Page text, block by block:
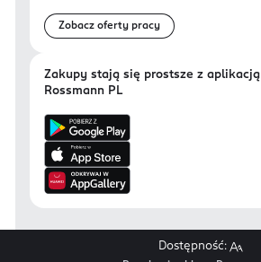
Zobacz oferty pracy
Zakupy stają się prostsze z aplikacją
Rossmann PL
Dostępność: